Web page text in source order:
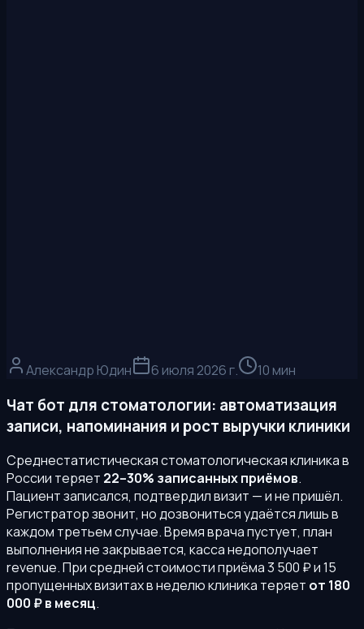
Александр Юдин 6 июля 2026 г. 10 мин
Чат бот для стоматологии: автоматизация
записи, напоминания и рост выручки клиники
Среднестатистическая стоматологическая клиника в
России теряет 22–30% записанных приёмов.
Пациент записался, подтвердил визит — и не пришёл.
Регистратор звонит, но дозвониться удаётся лишь в
каждом третьем случае. Время врача пустует, план
выполнения не закрывается, касса недополучает
revenue. При средней стоимости приёма 3 500 ₽ и 15
пропущенных визитах в неделю клиника теряет от 180
000 ₽ в месяц.